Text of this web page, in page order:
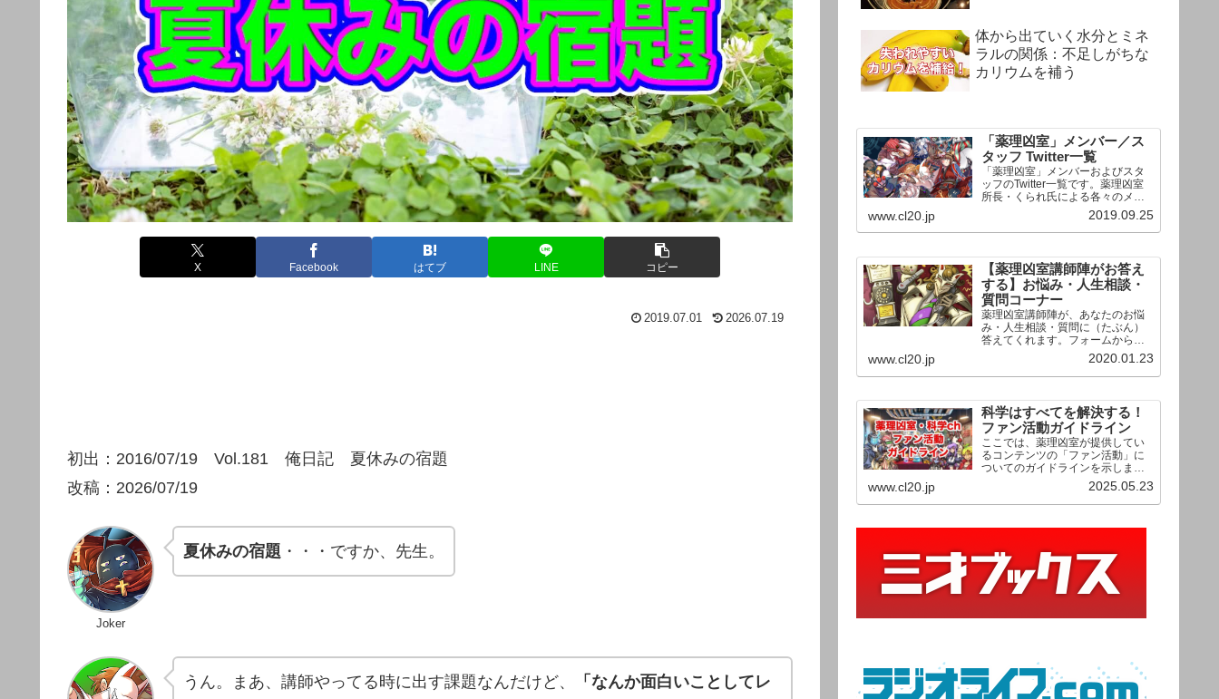
X Facebook はてブ LINE コピー
2019.07.01 2026.07.19
初出：2016/07/19 Vol.181 俺日記 夏休みの宿題
改稿：2026/07/19
Joker
夏休みの宿題 ・・・ですか、先生。
うん。まあ、講師やってる時に出す課題なんだけど、
「なんか面白いことしてレ
体から出ていく水分とミネ
ラルの関係：不足しがちな
カリウムを補う
「薬理凶室」メンバー／ス
タッフ Twitter一覧
「薬理凶室」メンバーおよびスタ
ッフのTwitter一覧です。薬理凶室
所長・くられ氏による各々のメン
バーの一言紹介付き。Twitterへの
リンクの下にあるフォローボタン
を押すとそのままフォローできま
www.cl20.jp 2019.09.25
【薬理凶室講師陣がお答え
する】お悩み・人生相談・
質問コーナー
薬理凶室講師陣が、あなたのお悩
み・人生相談・質問に（たぶん）
答えてくれます。フォームからお
送りいただいた相談は、順次、動
画として公開される予定（時期未
定）！ どうぞお気軽にご質問く
www.cl20.jp 2020.01.23
科学はすべてを解決する！
ファン活動ガイドライン
ここでは、薬理凶室が提供してい
るコンテンツの「ファン活動」に
ついてのガイドラインを示しま
す。ご利用の場合は当ガイドライ
ンを遵守して頂けますよう、よろ
しくお願い申し上げます。
www.cl20.jp 2025.05.23